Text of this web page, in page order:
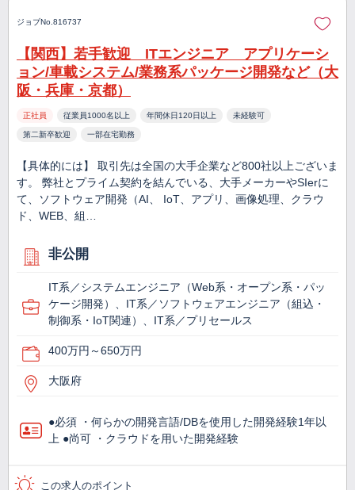
ジョブNo.816737
【関西】若手歓迎 ITエンジニア アプリケーシ
ョン/車載システム/業務系パッケージ開発など（大
阪・兵庫・京都）
正社員 従業員1000名以上 年間休日120日以上 未経験可
第二新卒歓迎 一部在宅勤務
【具体的には】 取引先は全国の大手企業など800社以上ございま
す。 弊社とプライム契約を結んでいる、大手メーカーやSIerに
て、ソフトウェア開発（AI、 IoT、アプリ、画像処理、クラウ
ド、WEB、組…
非公開
IT系／システムエンジニア（Web系・オープン系・パッ
ケージ開発）、IT系／ソフトウェアエンジニア（組込・
制御系・IoT関連）、IT系／プリセールス
400万円～650万円
大阪府
●必須 ・何らかの開発言語/DBを使用した開発経験1年以
上 ●尚可 ・クラウドを用いた開発経験
この求人のポイント